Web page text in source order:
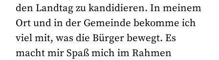
den Landtag zu kandidieren. In meinem
Ort und in der Gemeinde bekomme ich
viel mit, was die Bürger bewegt. Es
macht mir Spaß mich im Rahmen